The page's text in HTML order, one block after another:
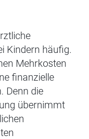
Kindern häufig.
Mehrkosten
finanzielle
Denn die
übernimmt